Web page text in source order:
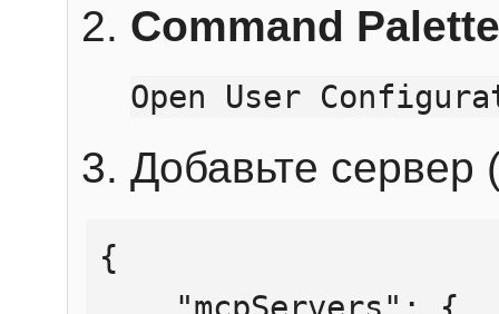
Command Palette
Open User
Добавьте сервер
{